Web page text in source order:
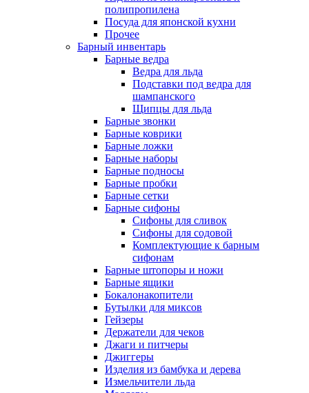
полипропилена
Посуда для японской кухни
Прочее
Барный инвентарь
Барные ведра
Ведра для льда
Подставки под ведра для
шампанского
Щипцы для льда
Барные звонки
Барные коврики
Барные ложки
Барные наборы
Барные подносы
Барные пробки
Барные сетки
Барные сифоны
Сифоны для сливок
Сифоны для содовой
Комплектующие к барным
сифонам
Барные штопоры и ножи
Барные ящики
Бокалонакопители
Бутылки для миксов
Гейзеры
Держатели для чеков
Джаги и питчеры
Джиггеры
Изделия из бамбука и дерева
Измельчители льда